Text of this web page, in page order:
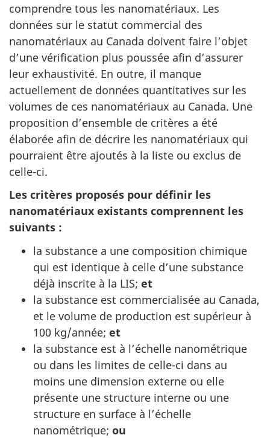
comprendre tous les nanomatériaux. Les
données sur le statut commercial des
nanomatériaux au Canada doivent faire l’objet
d’une vérification plus poussée afin d’assurer
leur exhaustivité. En outre, il manque
actuellement de données quantitatives sur les
volumes de ces nanomatériaux au Canada. Une
proposition d’ensemble de critères a été
élaborée afin de décrire les nanomatériaux qui
pourraient être ajoutés à la liste ou exclus de
celle-ci.
Les critères proposés pour définir les
nanomatériaux existants comprennent les
suivants :
la substance a une composition chimique
qui est identique à celle d’une substance
déjà inscrite à la LIS; et
la substance est commercialisée au Canada,
et le volume de production est supérieur à
100 kg/année; et
la substance est à l’échelle nanométrique
ou dans les limites de celle-ci dans au
moins une dimension externe ou elle
présente une structure interne ou une
structure en surface à l’échelle
nanométrique; ou